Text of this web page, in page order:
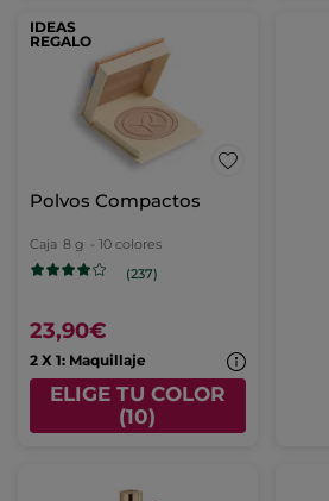
IDEAS
REGALO
Polvos Compactos
Caja 8 g - 10 colores
(237)
23,90€
2 X 1: Maquillaje
ELIGE TU COLOR
(10)